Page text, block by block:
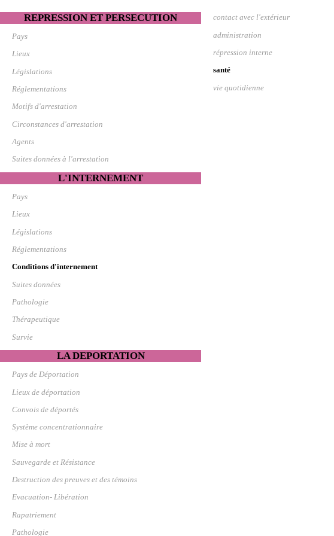
REPRESSION ET PERSECUTION
Pays
Lieux
Législations
Réglementations
Motifs d'arrestation
Circonstances d'arrestation
Agents
Suites données à l'arrestation
L'INTERNEMENT
Pays
Lieux
Législations
Réglementations
Conditions d'internement
Suites données
Pathologie
Thérapeutique
Survie
LA DEPORTATION
Pays de Déportation
Lieux de déportation
Convois de déportés
Système concentrationnaire
Mise à mort
Sauvegarde et Résistance
Destruction des preuves et des témoins
Evacuation- Libération
Rapatriement
Pathologie
contact avec l'extérieur
administration
répression interne
santé
vie quotidienne